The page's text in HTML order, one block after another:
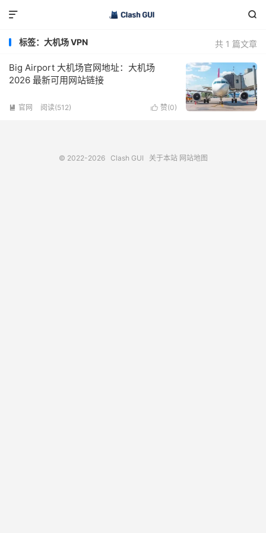


共 1 篇文章
标签：大机场 VPN
Big Airport 大机场官网地址：大机场
2026 最新可用网站链接
 赞(0)
 官网 阅读(512)
© 2022-2026 Clash GUI 关于本站 网站地图